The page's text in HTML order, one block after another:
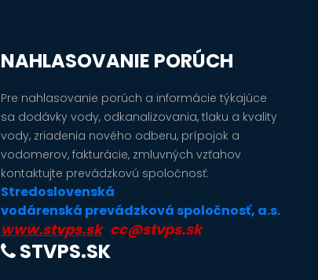
NAHLASOVANIE PORÚCH
Pre nahlasovanie porúch a informácie týkajúce
sa dodávky vody, odkanalizovania, tlaku a kvality
vody, zriadenia nového odberu, prípojok a
vodomerov, fakturácie, zmluvných vzťahov
kontaktujte prevádzkovú spoločnosť:
Stredoslovenská
vodárenská prevádzková spoločnosť, a.s.
www.stvps.sk cc@stvps.sk
STVPS.SK